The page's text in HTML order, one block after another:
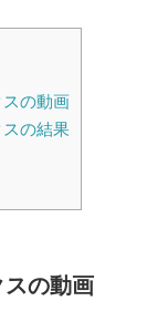
の動画
の結果
の動画